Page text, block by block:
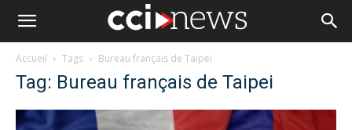
Accueil Tags Bureau français de Taipei
Tag: Bureau français de Taipei